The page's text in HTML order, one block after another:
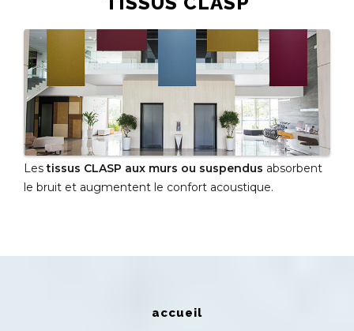
Lestissus CLASP aux murs ou suspendus absorbent
le bruit et augmentent le confort acoustique.
accueil